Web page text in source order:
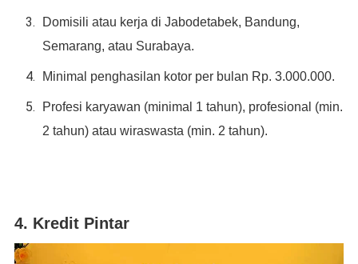
Domisili atau kerja di Jabodetabek, Bandung,
Semarang, atau Surabaya.
Minimal penghasilan kotor per bulan Rp. 3.000.000.
Profesi karyawan (minimal 1 tahun), profesional (min.
2 tahun) atau wiraswasta (min. 2 tahun).
4. Kredit Pintar